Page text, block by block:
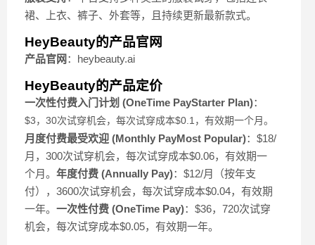
裙、上衣、裤子、外套等，且持续更新最新款式。
HeyBeauty的产品官网
产品官网 ：heybeauty.ai
HeyBeauty的产品定价
一次性付费入门计划 (OneTime PayStarter Plan)：
$3，30次试穿机会，每次试穿成本$0.1，有效期一个月。
月度付费最受欢迎 (Monthly PayMost Popular)：$18/
月，300次试穿机会，每次试穿成本$0.06，有效期一
个月。 年度付费 (Annually Pay)：$12/月（按年支
付），3600次试穿机会，每次试穿成本$0.04，有效期
一年。 一次性付费 (OneTime Pay)：$36，720次试穿
机会，每次试穿成本$0.05，有效期一年。